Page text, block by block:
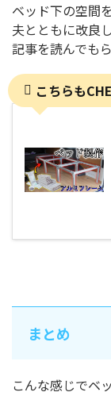
ベッド下の空間
夫とともに改良
記事を読んでも
こちらも
まとめ
こんな感じでベ